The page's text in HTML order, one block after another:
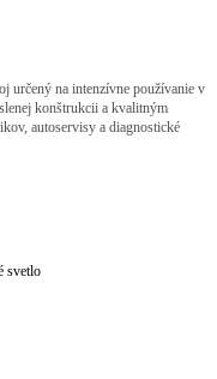
určený na intenzívne používanie v
konštrukcii a kvalitným
autoservisy a diagnostické
svetlo